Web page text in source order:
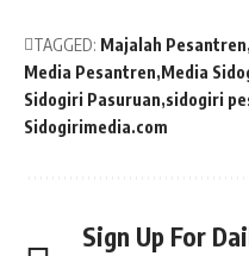
TAGGED: Majalah Pesantren
Media Pesantren Media
Sidogiri Pasuruan sidogiri
Sidogirimedia.com
Sign Up For